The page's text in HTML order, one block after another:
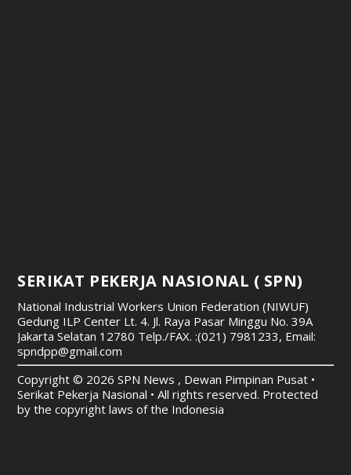
SERIKAT PEKERJA NASIONAL ( SPN)
National Industrial Workers Union Federation (NIWUF)
Gedung ILP Center Lt. 4. Jl. Raya Pasar Minggu No. 39A
Jakarta Selatan 12780 Telp./FAX. :(021) 7981233, Email:
spndpp@gmail.com
Copyright © 2026 SPN News , Dewan Pimpinan Pusat •
Serikat Pekerja Nasional • All rights reserved. Protected
by the copyright laws of the Indonesia